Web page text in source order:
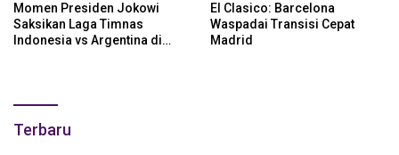
Momen Presiden Jokowi
Saksikan Laga Timnas
Indonesia vs Argentina di
El Clasico: Barcelona
Waspadai Transisi Cepat
Madrid
Terbaru